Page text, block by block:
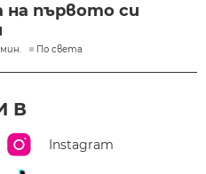
на първото си
По света
В
Instagram